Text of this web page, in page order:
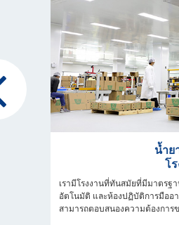
น้ำย
โ
เรามีโรงงานที่ทันสมัยที่มีมาตรฐ
อัตโนมัติ และห้องปฏิบัติการมืออ
สามารถตอบสนองความต้องการ